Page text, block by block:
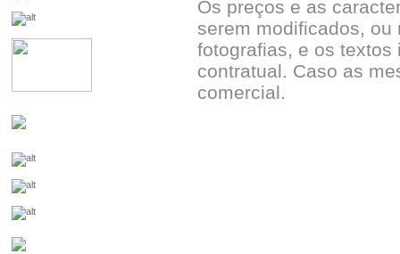
Os preços e as
serem modificados, ou
fotografias, e os
contratual. Caso as
comercial.